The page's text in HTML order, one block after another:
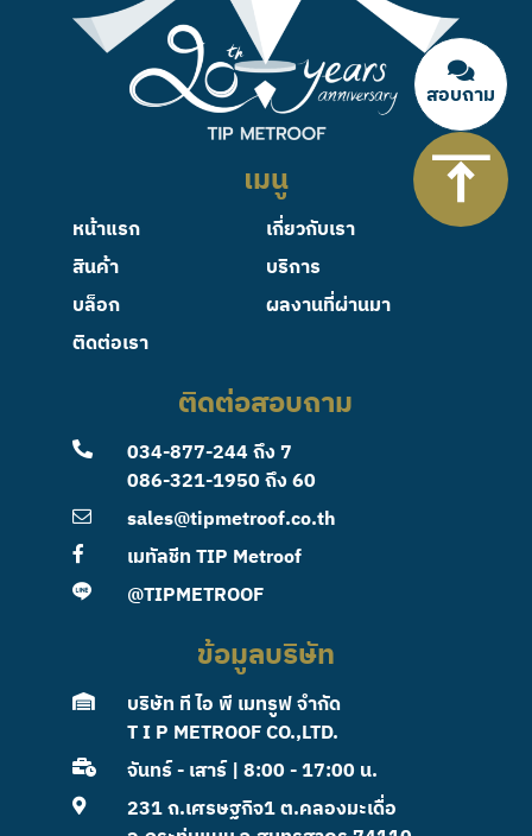
สอบถาม
เมนู
หน้าแรก
เกี่ยวกับเรา
สินค้า
บริการ
บล็อก
ผลงานที่ผ่านมา
ติดต่อเรา
ติดต่อสอบถาม
034-877-244ถึง 7
086-321-1950ถึง 60
sales@tipmetroof.co.th
เมทัลชีท TIP Metroof
@TIPMETROOF
ข้อมูลบริษัท
บริษัท ที ไอ พี เมทรูฟ จำกัด
T I P METROOF CO.,LTD.
จันทร์ - เสาร์ | 8:00 - 17:00 น.
231 ถ.เศรษฐกิจ1 ต.คลองมะเดื่อ